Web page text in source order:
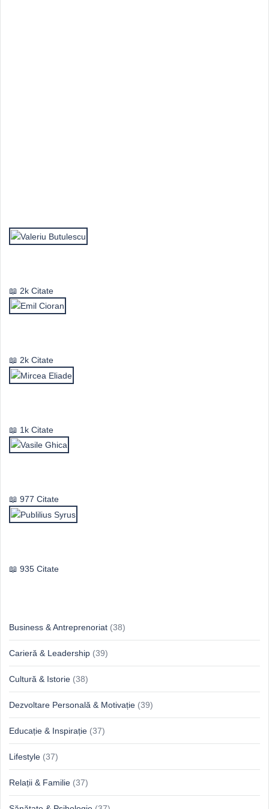
2k Citate
2k Citate
1k Citate
977 Citate
935 Citate
Business & Antreprenoriat (38)
Carieră & Leadership (39)
Cultură & Istorie (38)
Dezvoltare Personală & Motivație (39)
Educație & Inspirație (37)
Lifestyle (37)
Relații & Familie (37)